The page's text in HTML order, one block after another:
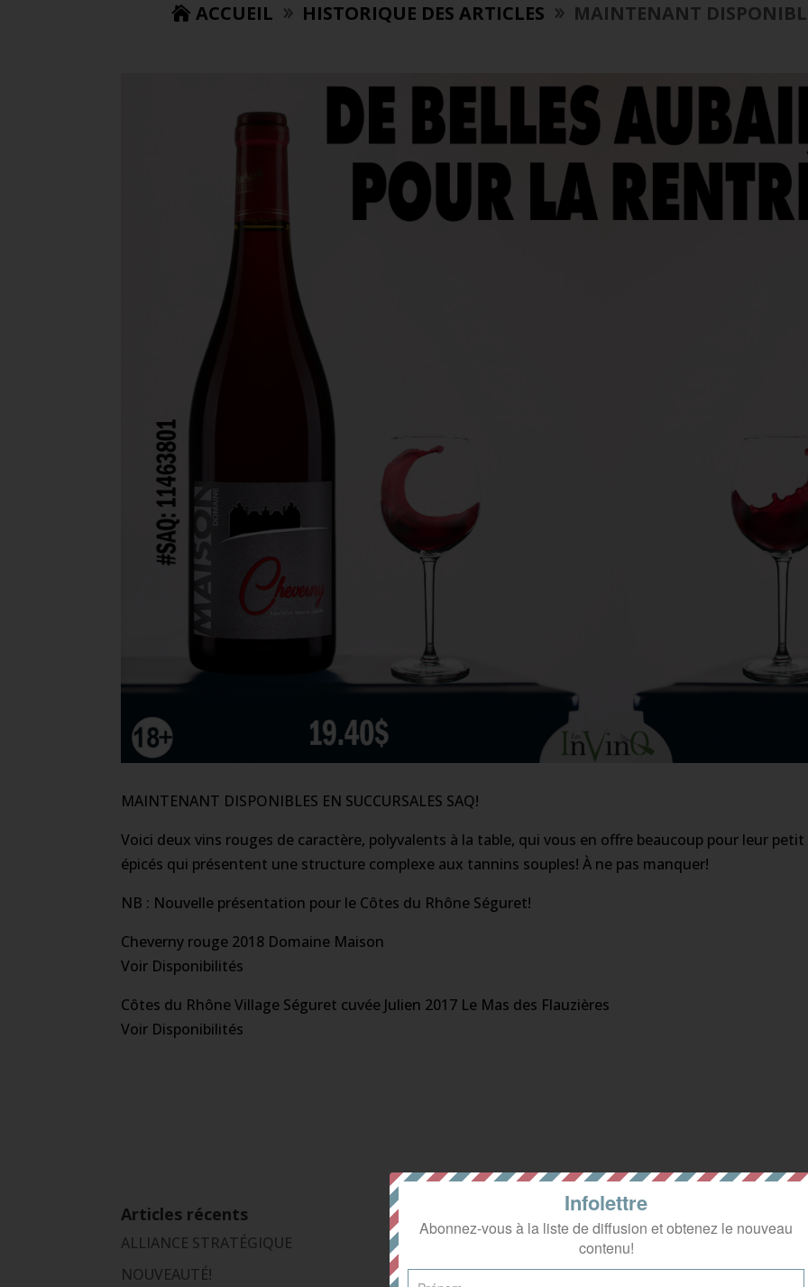
ACCUEIL HISTORIQUE DES ARTICLES MAINTENANT
MAINTENANT DISPONIBLES EN SUCCURSALES SAQ!
Voici deux vins rouges de caractère, polyvalents à la table, qui vous en offre beaucoup pour leur
épicés qui présentent une structure complexe aux tannins souples! À ne pas manquer!
NB : Nouvelle présentation pour le Côtes du Rhône Séguret!
Cheverny rouge 2018 Domaine Maison
Voir Disponibilités
Côtes du Rhône Village Séguret cuvée Julien 2017 Le Mas des Flauzières
Voir Disponibilités
Articles récents
ALLIANCE STRATÉGIQUE
NOUVEAUTÉ!
Historique des Articles(36)
Recettes(2)
Infolettre
Abonnez-vous à la liste de diffusion et obtenez le nouveau
contenu!